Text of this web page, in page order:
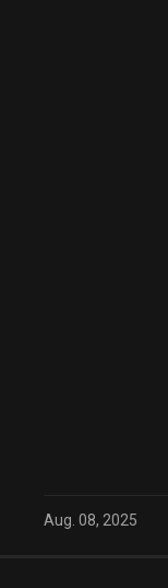
Aug. 08, 2025